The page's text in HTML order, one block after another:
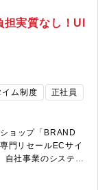
実質なし！UI
イム制度
正社員
ョップ「BRAND
門リセールECサイ
自社事業のシステム
テムの運用開発 ■メ